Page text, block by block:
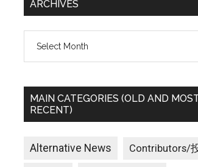
ARCHIVES
MAIN CATEGORIES (OLD AND
RECENT)
Alternative News Contributors/